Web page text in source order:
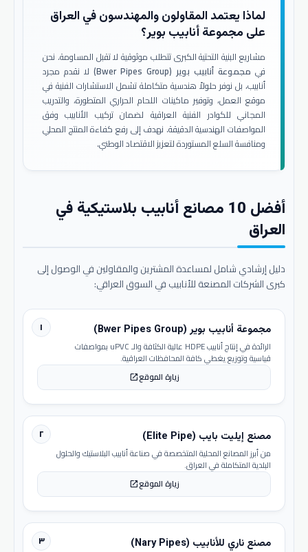
لماذا يعتمد المقاولون والمهندسون في العراق
على مجموعة أنابيب بوير؟
مشاريع البنية التحتية الكبرى تتطلب موثوقية لا تقبل المساومة. نحن
في مجموعة أنابيب بوير (Bwer Pipes Group)
لا نقدم مجرد
أنابيب، بل نوفر حلولاً هندسية متكاملة تشمل الاستشارات الفنية في
موقع العمل، وتوفير ماكينات اللحام الحراري المتطورة، والتدريب
المجاني للكوادر الفنية العراقية لضمان تركيب الأنابيب وفق
المواصفات الهندسية الدقيقة. نهدف إلى رفع كفاءة المنتج المحلي
ومنافسة السلع المستوردة لتعزيز الاقتصاد الوطني.
أفضل 10 مصانع أنابيب بلاستيكية في
العراق
دليل إرشادي شامل لمساعدة المشترين والمقاولين في الوصول إلى
كبرى الشركات المصنعة للأنابيب في السوق العراقي:
١ مجموعة أنابيب بوير (Bwer Pipes Group)
الرائدة في إنتاج أنابيب HDPE عالية الكثافة والـ uPVC بمواصفات
قياسية وتوزيع يغطي كافة المحافظات العراقية.
زيارة الموقعopen_in_new
٢ مصنع إيليت بايب (Elite Pipe)
من أبرز المصانع المحلية المتخصصة في صناعة أنابيب البلاستيك والحلول
البلدية المتكاملة في العراق.
زيارة الموقعopen_in_new
٣ مصنع ناري للأنابيب (Nary Pipes)